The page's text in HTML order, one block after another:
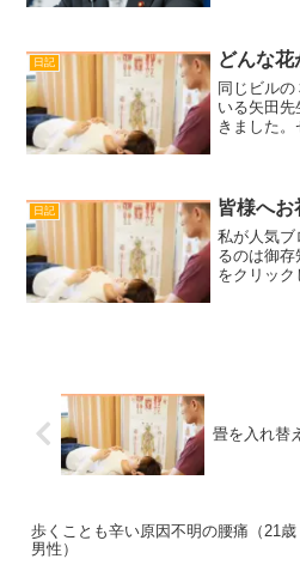
１時間か
日記 どんな花
同じビル
いる矢田
きました
議に思い、
日記 皆様へお
私が人気ブ
るのは御
をクリッ
畳を入れ替
歩くことも辛い原因不明の腰痛（21歳
男性）